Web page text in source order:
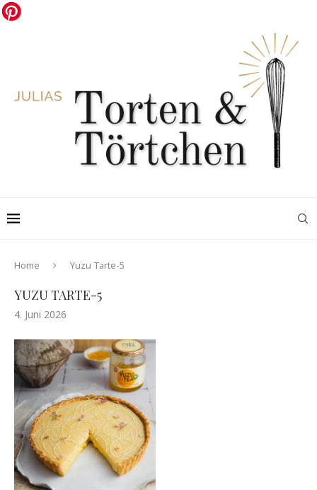
Home Yuzu Tarte-5
YUZU TARTE-5
4. Juni 2026